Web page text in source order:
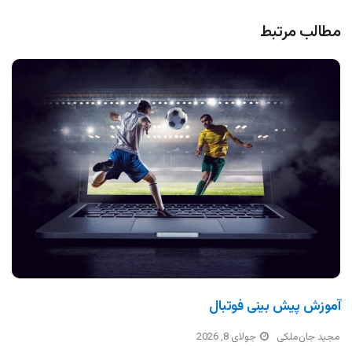
مطالب مرتبط
آموزش پیش بینی فوتبال
مجید جان‌ملکی جولای 8, 2026